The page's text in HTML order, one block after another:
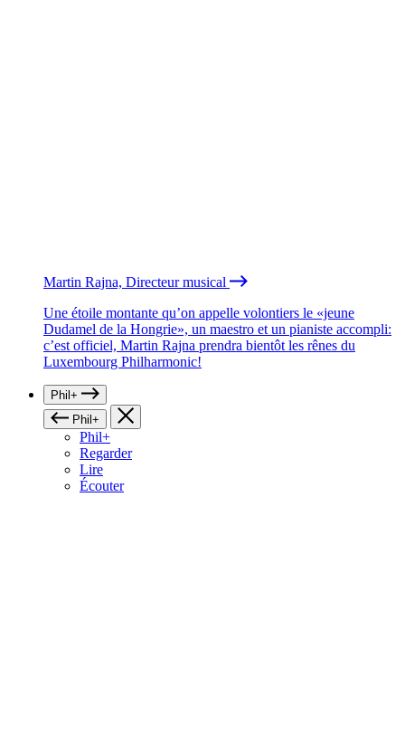
Martin Rajna, Directeur musical
Une étoile montante qu’on appelle volontiers le «jeune
Dudamel de la Hongrie», un maestro et un pianiste accompli:
c’est officiel, Martin Rajna prendra bientôt les rênes du
Luxembourg Philharmonic!
Phil+
Phil+
Phil+
Regarder
Lire
Écouter